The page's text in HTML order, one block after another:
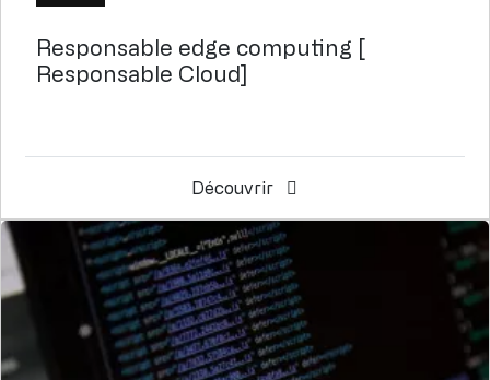
Responsable edge computing [
Responsable Cloud]
Découvrir